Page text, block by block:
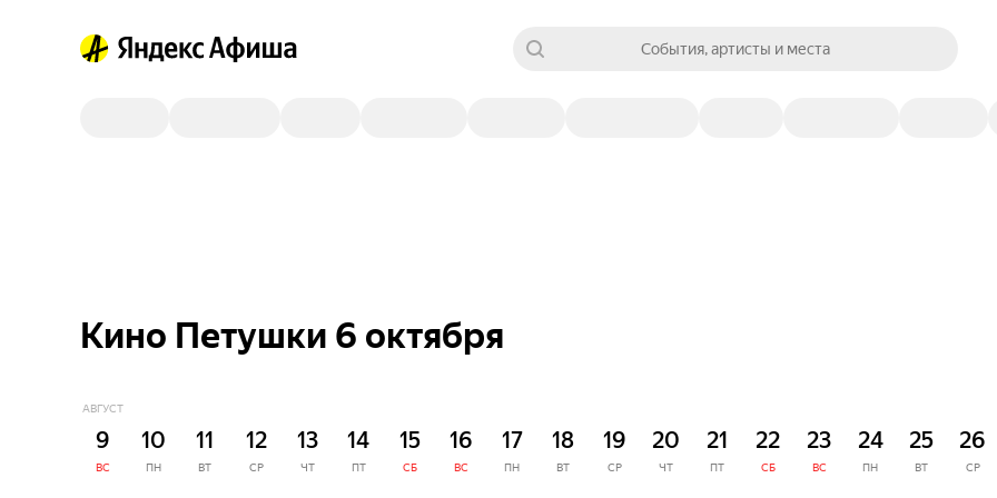
События, артисты и места
Кино Петушки 6 октября
АВГУСТ
9
ВС
10
ПН
11
ВТ
12
СР
13
ЧТ
14
ПТ
15
СБ
16
ВС
17
ПН
18
ВТ
19
СР
20
ЧТ
21
ПТ
22
СБ
23
ВС
24
ПН
25
ВТ
26
СР